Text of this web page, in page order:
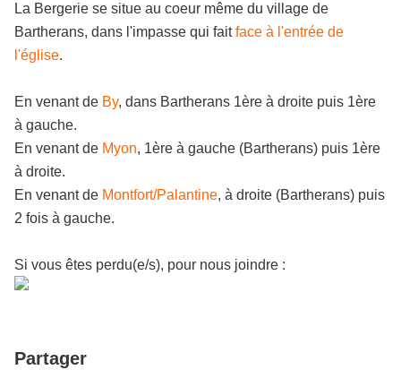
La Bergerie se situe au coeur même du village de
Bartherans, dans l'impasse qui faitface à l'entrée de
l'église.
En venant de By, dans Bartherans 1ère à droite puis 1ère
à gauche.
En venant de Myon, 1ère à gauche (Bartherans) puis 1ère
à droite.
En venant de Montfort/Palantine, à droite (Bartherans) puis
2 fois à gauche.
Si vous êtes perdu(e/s), pour nous joindre :
Partager